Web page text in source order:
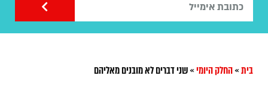
בית»החלק היומי»שני דברים לא מובנים מאליהם